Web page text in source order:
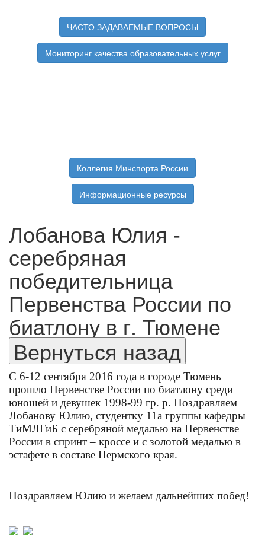
ЧАСТО ЗАДАВАЕМЫЕ ВОПРОСЫ
Мониторинг качества образовательных услуг
Коллегия Минспорта России
Информационные ресурсы
Лобанова Юлия -
серебряная
победительница
Первенства России по
биатлону в г. Тюмене
С 6-12 сентября 2016 года в городе Тюмень
прошло Первенстве России по биатлону среди
юношей и девушек 1998-99 гр. р. Поздравляем
Лобанову Юлию, студентку 11а группы кафедры
ТиМЛГиБ с серебряной медалью на Первенстве
России в спринт – кроссе и с золотой медалью в
эстафете в составе Пермского края.
Поздравляем Юлию и желаем дальнейших побед!